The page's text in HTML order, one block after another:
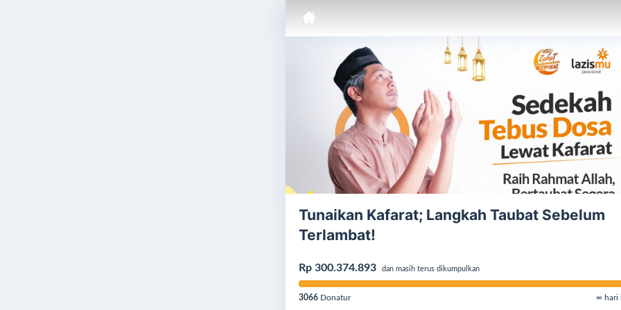
Tunaikan Kafarat; Langkah Taubat Sebelum
Terlambat!
Rp 300.374.893 dan masih terus dikumpulkan
3066 Donatur ∞ hari